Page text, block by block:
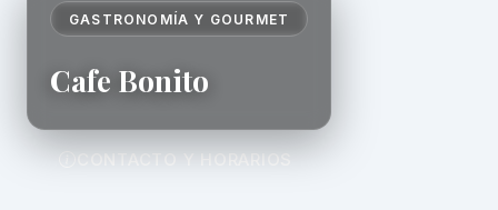
GASTRONOMÍA Y GOURMET
Cafe Bonito
CONTACTO Y HORARIOS